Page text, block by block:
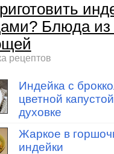
Блюда из
рецептов
Индейка с
цветной
духовке
Жаркое в
индейки